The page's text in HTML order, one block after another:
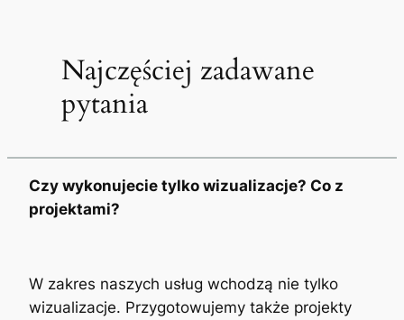
Najczęściej zadawane
pytania
Czy wykonujecie tylko wizualizacje? Co z
projektami?
W zakres naszych usług wchodzą nie tylko
wizualizacje. Przygotowujemy także projekty